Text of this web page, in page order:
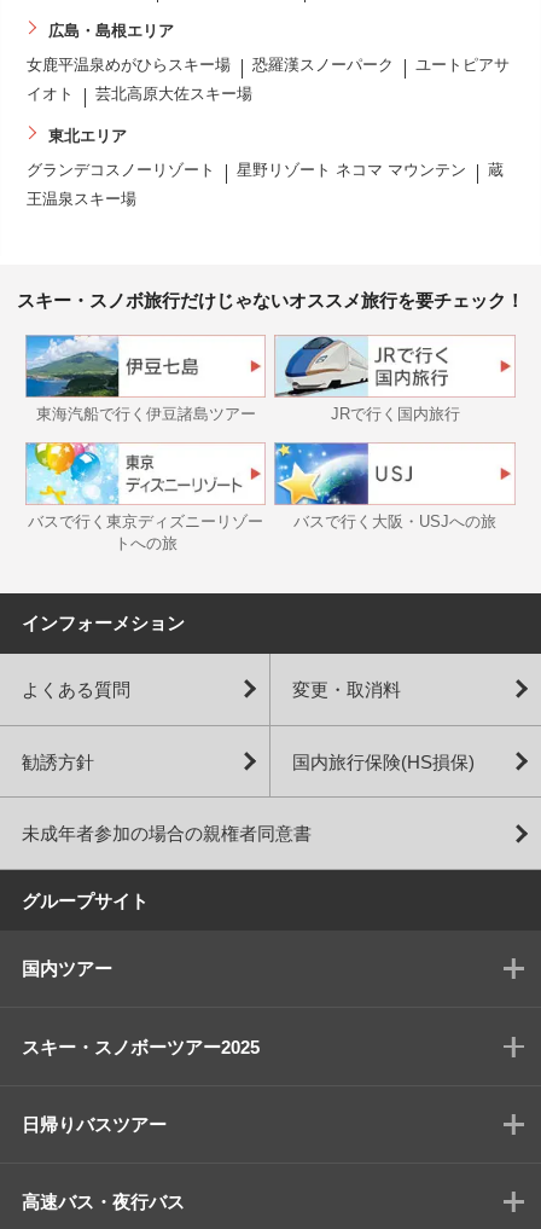
広島・島根エリア
女鹿平温泉めがひらスキー場 恐羅漢スノーパーク
ユートピアサ
イオト
芸北高原大佐スキー場
東北エリア
グランデコスノーリゾート 星野リゾート ネコマ マウンテン
蔵
王温泉スキー場
スキー・スノボ旅行だけじゃないオススメ旅行を要チェック！
東海汽船で行く伊豆諸島ツアー JRで行く国内旅行
バスで行く東京ディズニーリゾー
トへの旅
バスで行く大阪・USJへの旅
インフォーメション
よくある質問 変更・取消料
勧誘方針 国内旅行保険(HS損保)
未成年者参加の場合の親権者同意書
グループサイト
国内ツアー
スキー・スノボーツアー2025
日帰りバスツアー
高速バス・夜行バス